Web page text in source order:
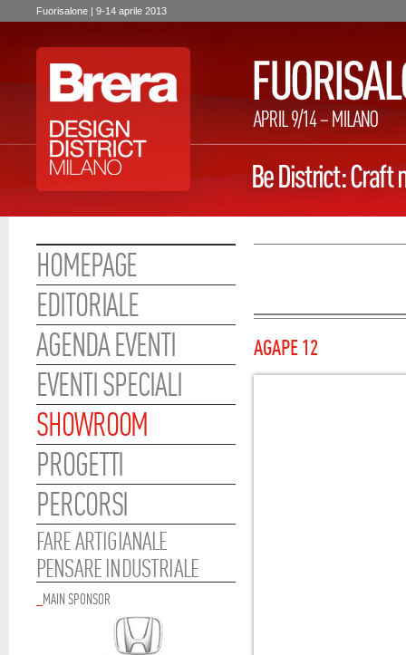
Fuorisalone | 9-14 aprile 2013
HOMEPAGE
EDITORIALE
AGENDA EVENTI
EVENTI SPECIALI
SHOWROOM
PROGETTI
PERCORSI
FARE ARTIGIANALE
PENSARE INDUSTRIALE
MAIN SPONSOR
AGAPE 12